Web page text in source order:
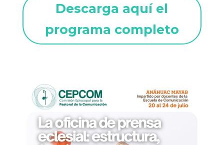
Descarga aquí el
programa completo